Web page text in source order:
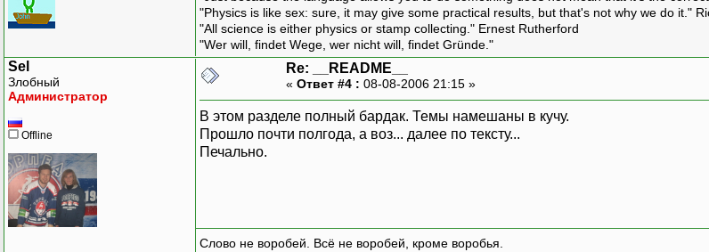
"Physics is like sex: sure, it may give some practical results, but that's not why we do it."
"All science is either physics or stamp collecting." Ernest Rutherford
"Wer will, findet Wege, wer nicht will, findet Gründe."
Sel
Злобный
Администратор
Offline
Re: __README__
« Ответ #4 : 08-08-2006 21:15 »
В этом разделе полный бардак. Темы намешаны в кучу.
Прошло почти полгода, а воз... далее по тексту...
Печально.
Слово не воробей. Всё не воробей, кроме воробья.